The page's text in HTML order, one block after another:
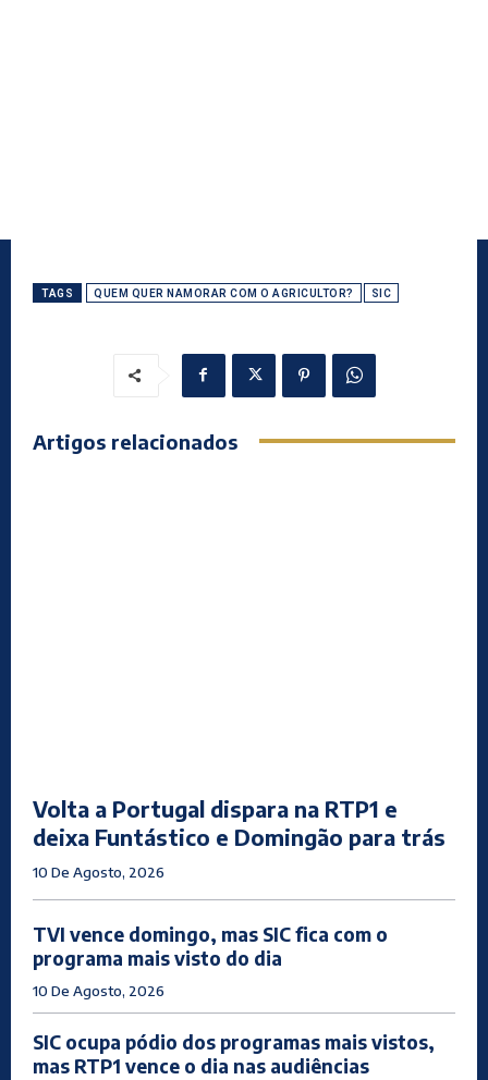
TAGS QUEM QUER NAMORAR COM O AGRICULTOR? SIC
Artigos relacionados
Volta a Portugal dispara na RTP1 e
deixa Funtástico e Domingão para trás
10 De Agosto, 2026
TVI vence domingo, mas SIC fica com o
programa mais visto do dia
10 De Agosto, 2026
SIC ocupa pódio dos programas mais vistos,
mas RTP1 vence o dia nas audiências